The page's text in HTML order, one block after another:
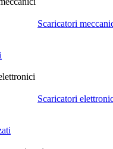
Scaricatori
Scaricatori